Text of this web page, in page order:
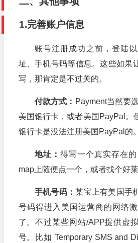
1.完善账户信息
账号注册成功之前，登陆
址、手机号码等信息。这些如果
写，那肯定是不过关的。
付款方式： Payment当然要
美国银行卡，或者美国PayPal。
银行卡是没法注册美国PayPal的。
地址： 得写一个真实存在
map上随便点一个，或者找个好
手机号码：某宝上有美国手
号码得进入美国运营商的网络
了。不过某些网站/APP提供虚
号。比如 Temporary SMS and